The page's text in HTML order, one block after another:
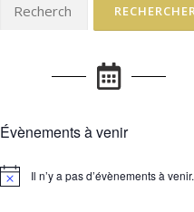
Évènements à venir
Notice Il n’y a pas d’évènements à venir.